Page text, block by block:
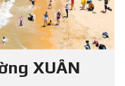
XUÂN